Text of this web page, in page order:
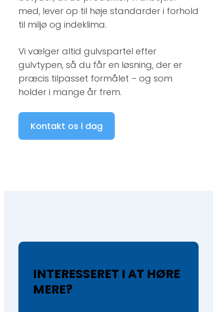
med, lever op til høje standarder i forhold
til miljø og indeklima.
Vi vælger altid gulvspartel efter
gulvtypen, så du får en løsning, der er
præcis tilpasset formålet – og som
holder i mange år frem.
Kontakt os i dag
INTERESSERET I AT HØRE
MERE?